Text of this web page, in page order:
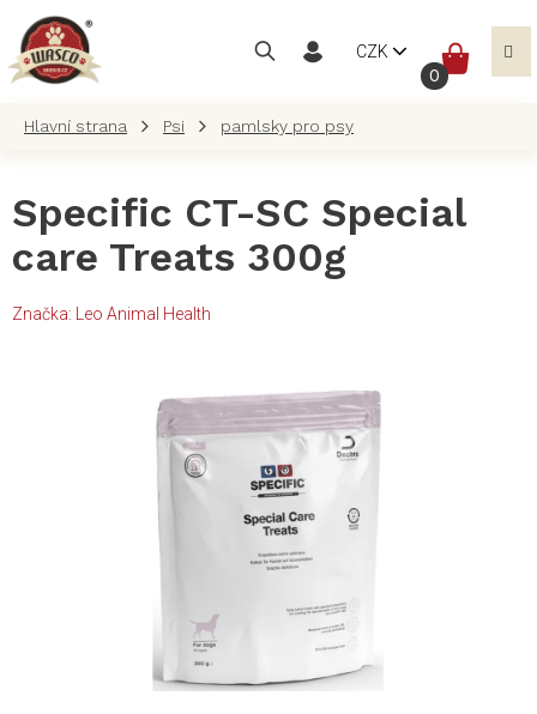
obsah
CZK
Psi pamlsky pro psy
Specific CT-SC Special
care Treats 300g
Značka: Leo Animal Health